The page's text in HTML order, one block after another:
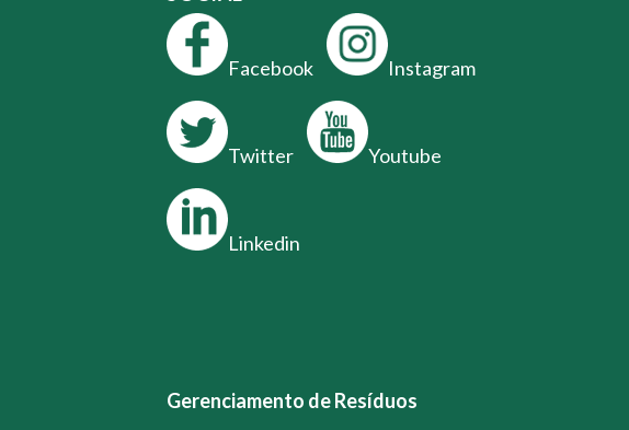
Facebook Instagram
Twitter Youtube
Linkedin
Gerenciamento de Resíduos